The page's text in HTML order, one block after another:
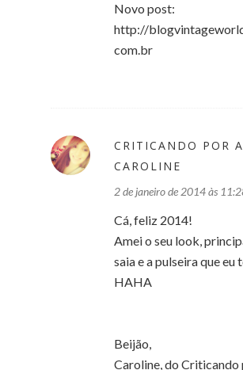
Novo post:
http://
com.br
CRITICANDO POR
CAROLINE
2 de janeiro de 2014 às
Cá, feliz 2014!
Amei o seu look,
saia e a pulseira que eu
HAHA
Beijão,
Caroline, do Criticando